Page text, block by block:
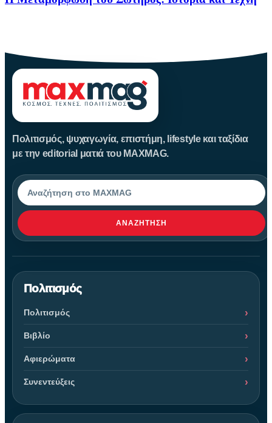
Πολιτισμός, ψυχαγωγία, επιστήμη, lifestyle και ταξίδια
με την editorial ματιά του MAXMAG.
Αναζήτηση
ΑΝΑΖΉΤΗΣΗ
Πολιτισμός
Πολιτισμός
Βιβλίο
Αφιερώματα
Συνεντεύξεις